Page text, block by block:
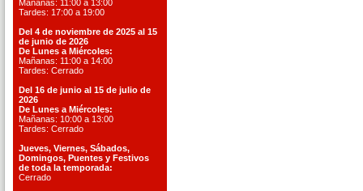
Mañanas: 11:00 a 13:00
Tardes: 17:00 a 19:00
Del 4 de noviembre de 2025 al 15
de junio de 2026
De Lunes a Miércoles:
Mañanas: 11:00 a 14:00
Tardes: Cerrado
Del 16 de junio al 15 de julio de
2026
De Lunes a Miércoles:
Mañanas: 10:00 a 13:00
Tardes: Cerrado
Jueves, Viernes, Sábados,
Domingos, Puentes y Festivos
de toda la temporada:
Cerrado